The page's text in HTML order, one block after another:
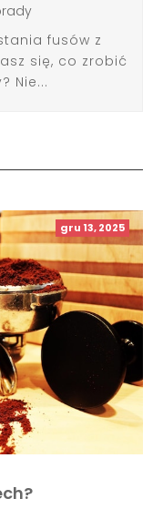
fusów z
się, co zrobić
Nie...
gru 13, 2025